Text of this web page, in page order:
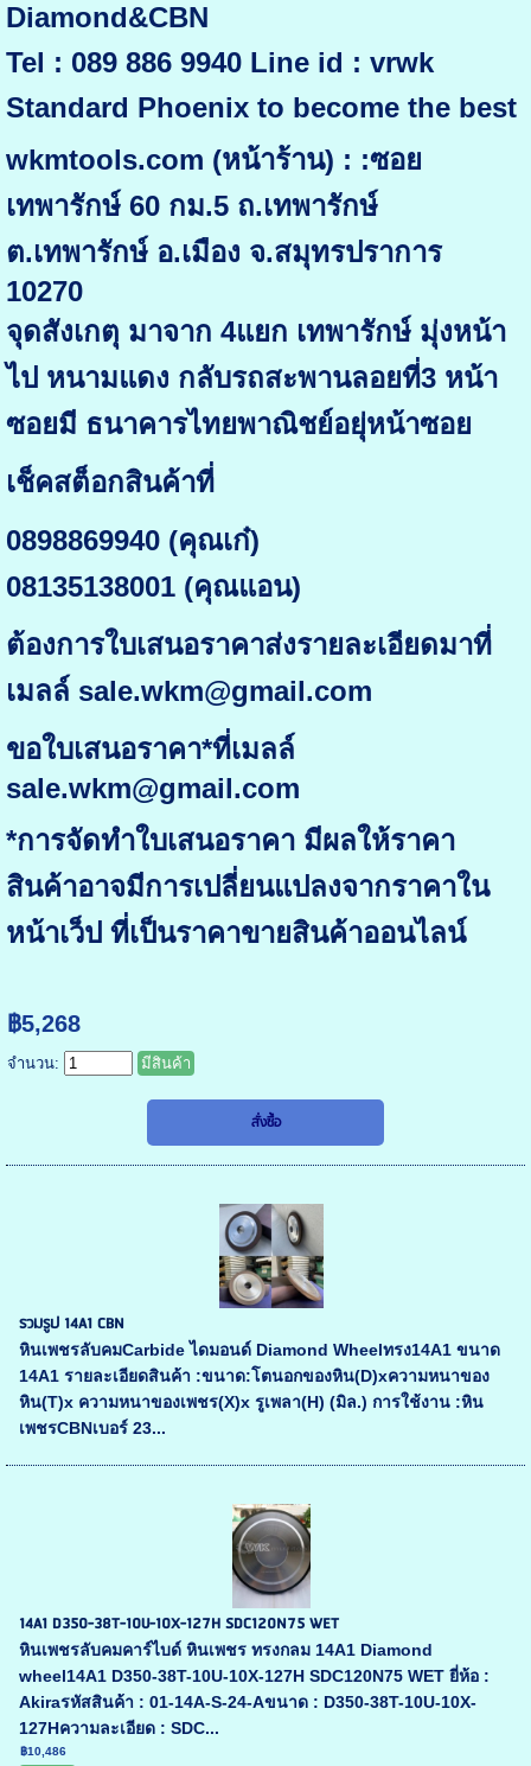
Diamond&CBN
Tel : 089 886 9940 Line id : vrwk
Standard Phoenix to become the best
wkmtools.com (หน้าร้าน) : :ซอย
เทพารักษ์ 60 กม.5 ถ.เทพารักษ์
ต.เทพารักษ์ อ.เมือง จ.สมุทรปราการ
10270
จุดสังเกตุ มาจาก 4แยก เทพารักษ์ มุ่งหน้า
ไป หนามแดง กลับรถสะพานลอยที่3 หน้า
ซอยมี ธนาคารไทยพาณิชย์อยุ่หน้าซอย
เช็คสต็อกสินค้าที่
0898869940 (คุณเก๋)
08135138001 (คุณแอน)
ต้องการใบเสนอราคาส่งรายละเอียดมาที่
เมลล์ sale.wkm@gmail.com
ขอใบเสนอราคา*ที่เมลล์
sale.wkm@gmail.com
*การจัดทำใบเสนอราคา มีผลให้ราคา
สินค้าอาจมีการเปลี่ยนแปลงจากราคาใน
หน้าเว็ป ที่เป็นราคาขายสินค้าออนไลน์
฿5,268
จำนวน: มีสินค้า
รวมรูป 14A1 CBN
หินเพชรลับคมCarbide ไดมอนด์ Diamond Wheelทรง14A1 ขนาด
14A1 รายละเอียดสินค้า :ขนาด:โตนอกของหิน(D)xความหนาของ
หิน(T)x ความหนาของเพชร(X)x รูเพลา(H) (มิล.) การใช้งาน :หิน
เพชรCBNเบอร์ 23...
14A1 D350-38T-10U-10X-127H SDC120N75 WET
หินเพชรลับคมคาร์ไบด์ หินเพชร ทรงกลม 14A1 Diamond
wheel14A1 D350-38T-10U-10X-127H SDC120N75 WET ยี่ห้อ :
Akiraรหัสสินค้า : 01-14A-S-24-Aขนาด : D350-38T-10U-10X-
127Hความละเอียด : SDC...
฿10,486